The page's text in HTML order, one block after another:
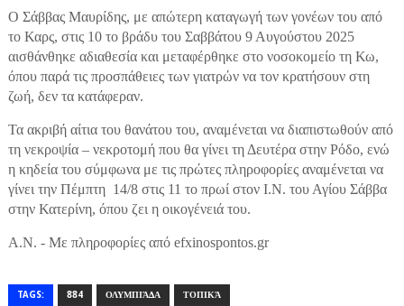
Ο Σάββας Μαυρίδης, με απώτερη καταγωγή των γονέων του από
το Καρς, στις 10 το βράδυ του Σαββάτου 9 Αυγούστου 2025
αισθάνθηκε αδιαθεσία και μεταφέρθηκε στο νοσοκομείο τη Κω,
όπου παρά τις προσπάθειες των γιατρών να τον κρατήσουν στη
ζωή, δεν τα κατάφεραν.
Τα ακριβή αίτια του θανάτου του, αναμένεται να διαπιστωθούν από
τη νεκροψία – νεκροτομή που θα γίνει τη Δευτέρα στην Ρόδο, ενώ
η κηδεία του σύμφωνα με τις πρώτες πληροφορίες αναμένεται να
γίνει την Πέμπτη 14/8 στις 11 το πρωί στον Ι.Ν. του Αγίου Σάββα
στην Κατερίνη, όπου ζει η οικογένειά του.
Α.Ν. - Με πληροφορίες από efxinospontos.gr
TAGS: 884 ΟΛΥΜΠΙΆΔΑ ΤΟΠΙΚΆ